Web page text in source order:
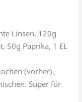
Linsen, 120g
50g Paprika, 1 EL
(vorher),
Super für